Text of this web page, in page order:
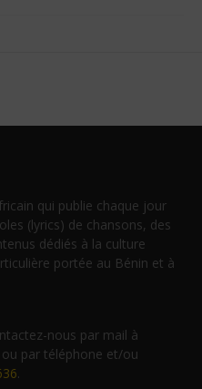
qui publie chaque jour
(lyrics) de chansons, des
dédiés à la culture
portée au Bénin et à
nous par mail à
par téléphone et/ou
.